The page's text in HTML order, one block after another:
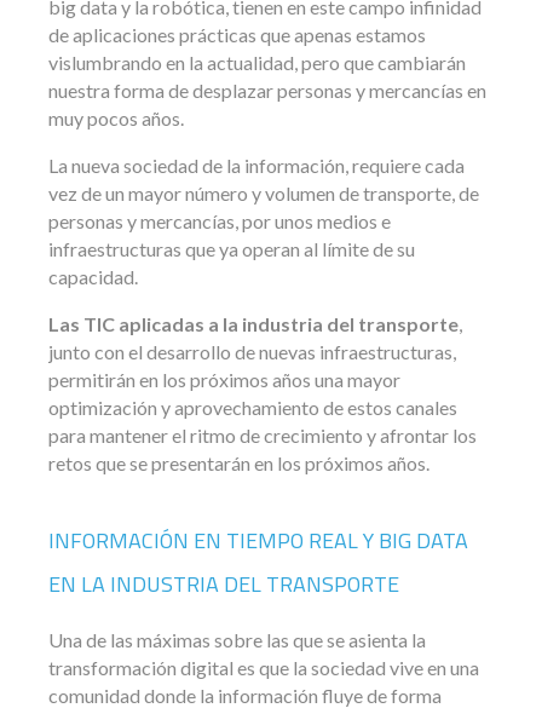
big data y la robótica, tienen en este campo infinidad
de aplicaciones prácticas que apenas estamos
vislumbrando en la actualidad, pero que cambiarán
nuestra forma de desplazar personas y mercancías en
muy pocos años.
La nueva sociedad de la información, requiere cada
vez de un mayor número y volumen de transporte, de
personas y mercancías, por unos medios e
infraestructuras que ya operan al límite de su
capacidad.
Las TIC aplicadas a la industria del transporte,
junto con el desarrollo de nuevas infraestructuras,
permitirán en los próximos años una mayor
optimización y aprovechamiento de estos canales
para mantener el ritmo de crecimiento y afrontar los
retos que se presentarán en los próximos años.
INFORMACIÓN EN TIEMPO REAL Y BIG DATA
EN LA INDUSTRIA DEL TRANSPORTE
Una de las máximas sobre las que se asienta la
transformación digital es que la sociedad vive en una
comunidad donde la información fluye de forma